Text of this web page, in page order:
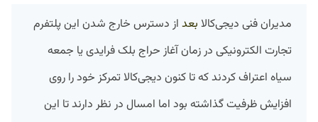
مدیران فنی دیجی‌کالا بعد از دسترس خارج شدن این پلتفرم
تجارت الکترونیکی در زمان آغاز حراج بلک فرایدی یا جمعه
سیاه اعتراف کردند که تا کنون دیجی‌کالا تمرکز خود را روی
افزایش ظرفیت گذاشته‌ بود اما امسال در نظر دارند تا این